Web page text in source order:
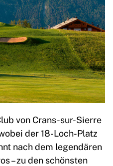
von Crans-sur-Sierre
der 18-Loch-Platz
nach dem legendären
– zu den schönsten